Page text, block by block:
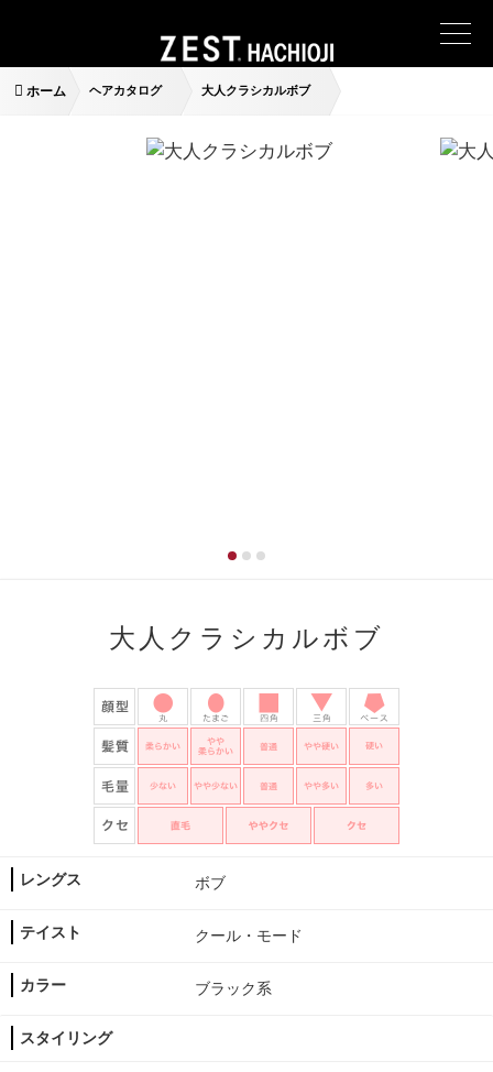
ホーム ヘアカタログ 大人クラシカルボブ
大人クラシカルボブ
レングス ボブ
テイスト クール・モード
カラー ブラック系
スタイリング